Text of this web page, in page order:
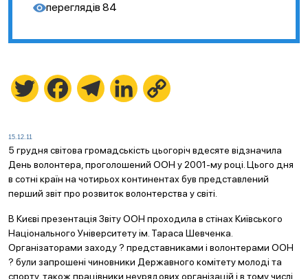
переглядів 84
Twitter FacebookTelegramLinkedIn
15.12.11
5 грудня світова громадськість цьогоріч вдесяте відзначила
День волонтера, проголошений ООН у 2001-му році. Цього дня
в сотні країн на чотирьох континентах був представлений
перший звіт про розвиток волонтерства у світі.
В Києві презентація Звіту ООН проходила в стінах Київського
Національного Університету ім. Тараса Шевченка.
Організаторами заходу ? представниками і волонтерами ООН
? були запрошені чиновники Державного комітету молоді та
спорту, також працівники неурядових організацій і в тому числі